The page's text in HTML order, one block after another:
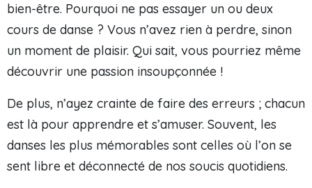
bien-être. Pourquoi ne pas essayer un ou deux
cours de danse ? Vous n’avez rien à perdre, sinon
un moment de plaisir. Qui sait, vous pourriez même
découvrir une passion insoupçonnée !
De plus, n’ayez crainte de faire des erreurs ; chacun
est là pour apprendre et s’amuser. Souvent, les
danses les plus mémorables sont celles où l’on se
sent libre et déconnecté de nos soucis quotidiens.